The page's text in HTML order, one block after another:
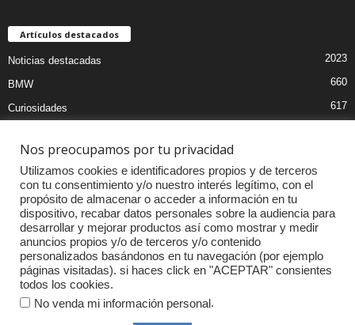
Artículos destacados
Noticias destacadas 2023
BMW 660
Curiosidades 617
MOTOS
Audi
Competiciones
Mercedes
Accesorios
Volkswagen 237
Nos preocupamos por tu privacidad
Utilizamos cookies e identificadores propios y de terceros
con tu consentimiento y/o nuestro interés legítimo, con el
propósito de almacenar o acceder a información en tu
dispositivo, recabar datos personales sobre la audiencia para
desarrollar y mejorar productos así como mostrar y medir
anuncios propios y/o de terceros y/o contenido
personalizados basándonos en tu navegación (por ejemplo
páginas visitadas). si haces click en "ACEPTAR" consientes
todos los cookies.
No venda mi información personal .